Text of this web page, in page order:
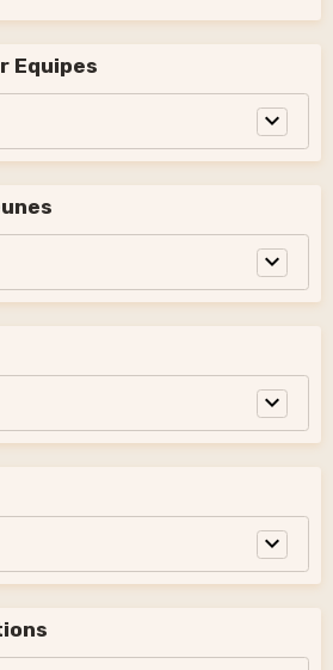
Equipes